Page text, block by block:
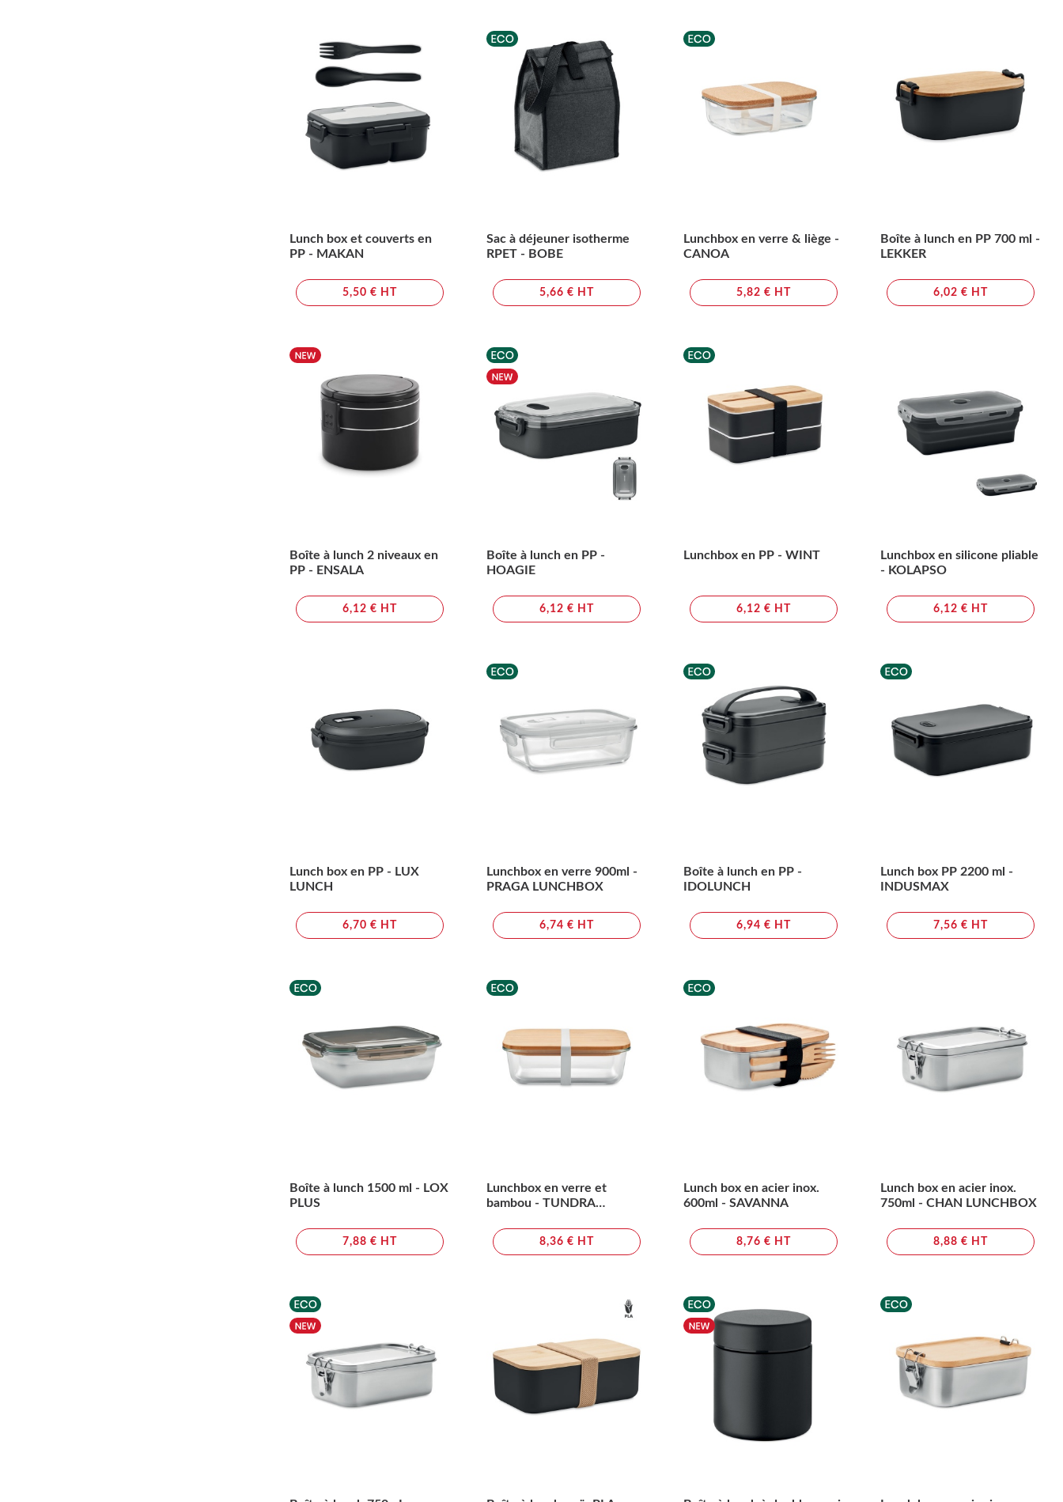
Lunch box et couverts en
PP - MAKAN
5,50 € HT
Sac à déjeuner isotherme
RPET - BOBE
5,66 € HT
Lunchbox en verre & liège -
CANOA
5,82 € HT
Boîte à lunch en PP 700 ml -
LEKKER
6,02 € HT
Boîte à lunch 2 niveaux en
PP - ENSALA
6,12 € HT
Boîte à lunch en PP -
HOAGIE
6,12 € HT
Lunchbox en PP - WINT
6,12 € HT
Lunchbox en silicone pliable
- KOLAPSO
6,12 € HT
Lunch box en PP - LUX
LUNCH
6,70 € HT
Lunchbox en verre 900ml -
PRAGA LUNCHBOX
6,74 € HT
Boîte à lunch en PP -
IDOLUNCH
6,94 € HT
Lunch box PP 2200 ml -
INDUSMAX
7,56 € HT
Boîte à lunch 1500 ml - LOX
PLUS
7,88 € HT
Lunchbox en verre et
bambou - TUNDRA
8,36 € HT
Lunch box en acier inox.
600ml - SAVANNA
8,76 € HT
Lunch box en acier inox.
750ml - CHAN LUNCHBOX
8,88 € HT